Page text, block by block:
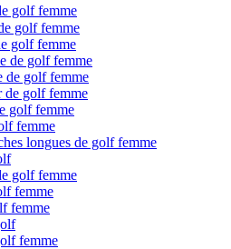
golf femme
golf femme
golf femme
de golf femme
de golf femme
de golf femme
golf femme
femme
longues de golf femme
golf femme
femme
femme
femme